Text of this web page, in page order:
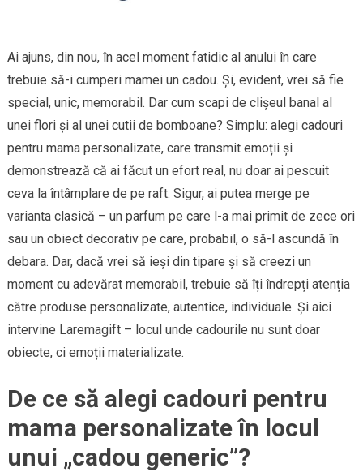
Ai ajuns, din nou, în acel moment fatidic al anului în care
trebuie să-i cumperi mamei un cadou. Și, evident, vrei să fie
special, unic, memorabil. Dar cum scapi de clișeul banal al
unei flori și al unei cutii de bomboane? Simplu: alegi cadouri
pentru mama personalizate, care transmit emoții și
demonstrează că ai făcut un efort real, nu doar ai pescuit
ceva la întâmplare de pe raft. Sigur, ai putea merge pe
varianta clasică – un parfum pe care l-a mai primit de zece ori
sau un obiect decorativ pe care, probabil, o să-l ascundă în
debara. Dar, dacă vrei să ieși din tipare și să creezi un
moment cu adevărat memorabil, trebuie să îți îndrepți atenția
către produse personalizate, autentice, individuale. Și aici
intervine Laremagift – locul unde cadourile nu sunt doar
obiecte, ci emoții materializate.
De ce să alegi cadouri pentru
mama personalizate în locul
unui „cadou generic”?